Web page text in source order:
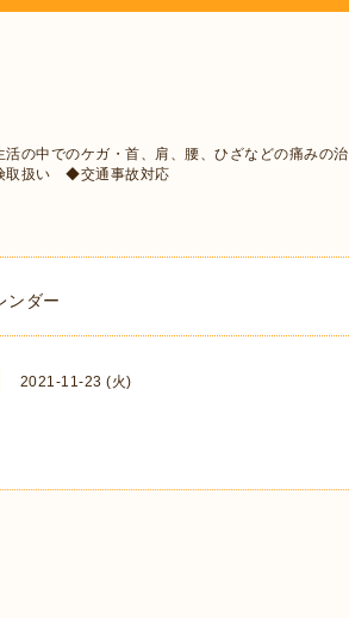
中でのケガ・首、肩、腰、ひざなどの痛みの治
扱い ◆交通事故対応
ンダー
2021-11-23 (火)